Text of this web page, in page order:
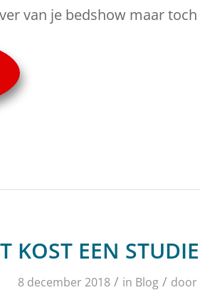
van je bedshow maar
KOST EEN
8 december 2018 / in Blog / door